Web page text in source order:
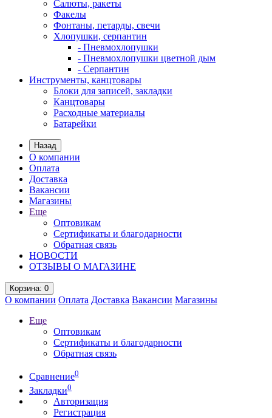
Салюты, ракеты
Факелы
Фонтаны, петарды, свечи
Хлопушки, серпантин
- Пневмохлопушки
- Пневмохлопушки цветной дым
- Серпантин
Инструменты, канцтовары
Блоки для записей, закладки
Канцтовары
Расходные материалы
Батарейки
Назад
О компании
Оплата
Доставка
Вакансии
Магазины
Еще
Оптовикам
Сертификаты и благодарности
Обратная связь
НОВОСТИ
ОТЗЫВЫ О МАГАЗИНЕ
Корзина: 0
О компании Оплата Доставка Вакансии Магазины
Еще
Оптовикам
Сертификаты и благодарности
Обратная связь
Сравнение0
Закладки0
Авторизация
Регистрация